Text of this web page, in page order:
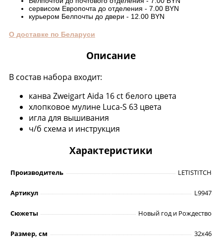
сервисом Европочта до отделения - 7.00 BYN
курьером Белпочты до двери - 12.00 BYN
О доставке по Беларуси
Описание
В состав набора входит:
канва Zweigart Aida 16 ct белого цвета
хлопковое мулине Luca-S 63 цвета
игла для вышивания
ч/б схема и инструкция
Характеристики
Производитель LETISTITCH
Артикул L9947
Сюжеты Новый год и Рождество
Размер, см 32х46